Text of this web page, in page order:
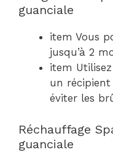
guanciale
item Vous
jusqu’à 2
item
un
éviter les
Réchauffage
guanciale